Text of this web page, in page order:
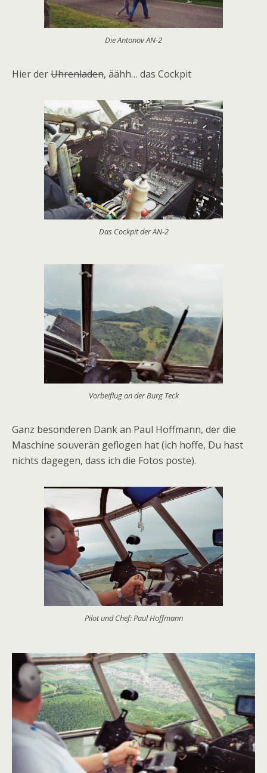
Die Antonov AN-2
Hier derUhrenladen, äähh… das Cockpit
Das Cockpit der AN-2
Vorbeiflug an der Burg Teck
Ganz besonderen Dank an Paul Hoffmann, der die
Maschine souverän geflogen hat (ich hoffe, Du hast
nichts dagegen, dass ich die Fotos poste).
Pilot und Chef: Paul Hoffmann